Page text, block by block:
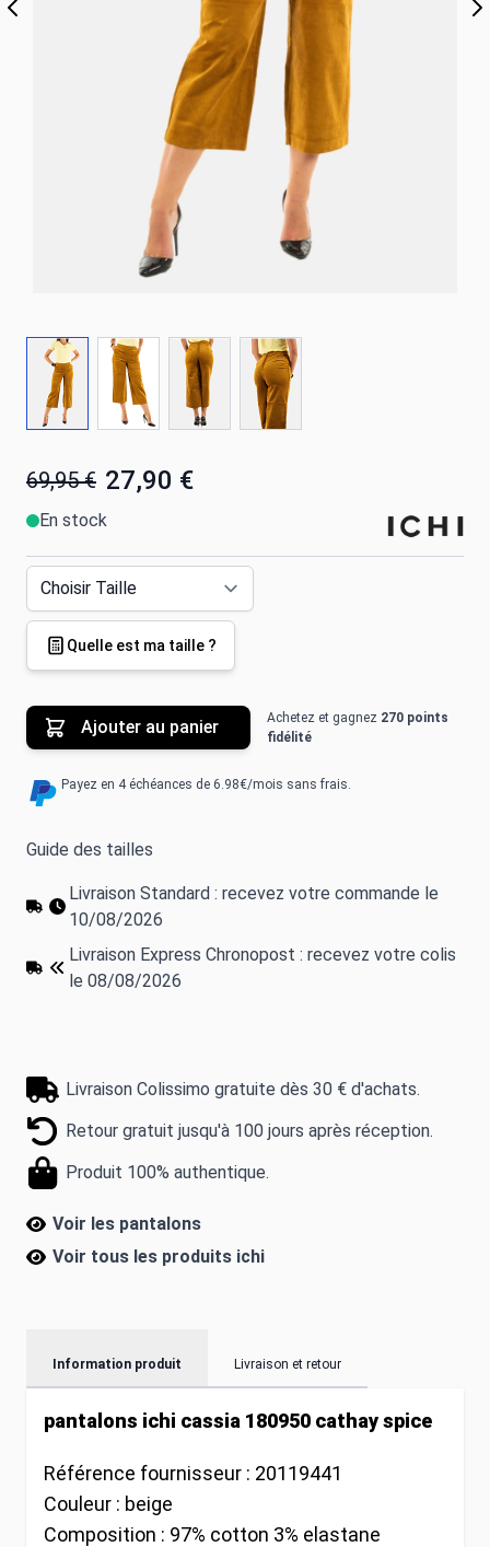
69,95 € 27,90 €
En stock
Quelle est ma taille ?
Ajouter au panier Achetez et gagnez 270 points
fidélité
Payez en 4 échéances de 6.98€/mois sans frais.
Guide des tailles
Livraison Standard : recevez votre commande le
10/08/2026
Livraison Express Chronopost : recevez votre colis
le 08/08/2026
Livraison Colissimo gratuite dès 30 € d'achats.
Retour gratuit jusqu'à 100 jours après réception.
Produit 100% authentique.
Voir les pantalons
Voir tous les produits ichi
Information produit Livraison et retour
pantalons ichi cassia 180950 cathay spice
Référence fournisseur : 20119441
Couleur : beige
Composition : 97% cotton 3% elastane